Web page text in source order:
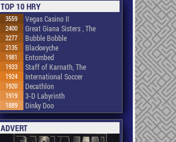
TOP 10 HRY
3559 Vegas Casino II
2400 Great Giana Sisters , The
2277 Bubble Bobble
2135 Blackwyche
1981 Entombed
1933 Staff of Karnath, The
1924 International Soccer
1920 Decathlon
1919 3-D Labyrinth
1889 Dinky Doo
ADVERT